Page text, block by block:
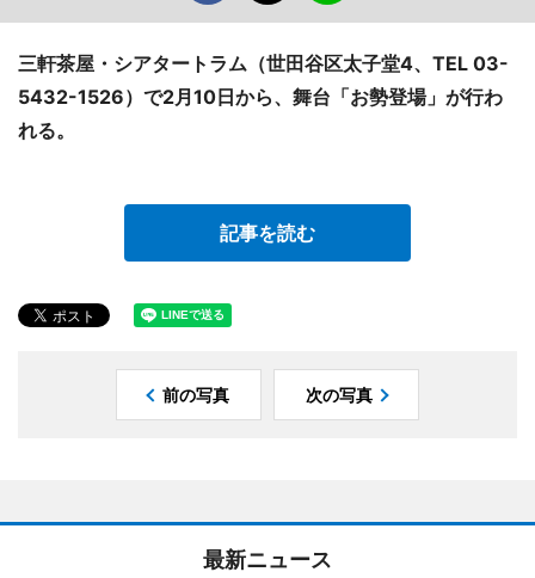
三軒茶屋・シアタートラム（世田谷区太子堂4、TEL 03-
5432-1526）で2月10日から、舞台「お勢登場」が行わ
れる。
記事を読む
前の写真 次の写真
最新ニュース